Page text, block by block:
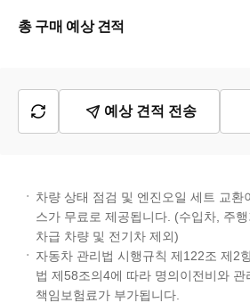
총 구매 예상 견적
예상 견적 전송
차량 상태 점검 및 엔진오일 세트 교환
스가 무료로 제공됩니다. (수입차, 주
차급 차량 및 전기차 제외)
자동차 관리법 시행규칙 제122조 제2
법 제58조의4에 따라 명의이전비와 관
책임보험료가 부가됩니다.